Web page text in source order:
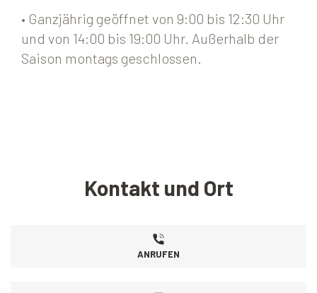
• Ganzjährig geöffnet von 9:00 bis 12:30 Uhr
und von 14:00 bis 19:00 Uhr. Außerhalb der
Saison montags geschlossen.
Kontakt und Ort
ANRUFEN